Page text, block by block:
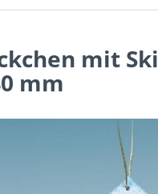
mit
mm